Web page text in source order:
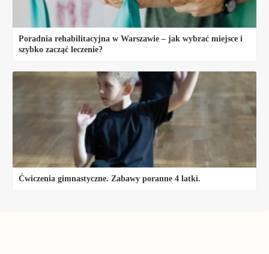
Poradnia rehabilitacyjna w Warszawie – jak wybrać miejsce i
szybko zacząć leczenie?
Ćwiczenia gimnastyczne. Zabawy poranne 4 latki.